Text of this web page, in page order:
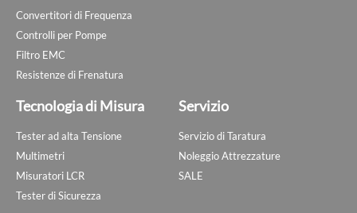
Convertitori di Frequenza
Controlli per Pompe
Filtro EMC
Resistenze di Frenatura
Tecnologia di Misura
Tester ad alta Tensione
Multimetri
Misuratori LCR
Tester di Sicurezza
Servizio
Servizio di Taratura
Noleggio Attrezzature
SALE